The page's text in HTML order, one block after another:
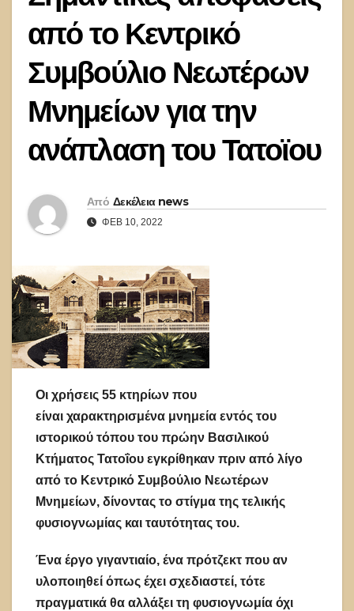
από το Κεντρικό
Συμβούλιο Νεωτέρων
Μνημείων για την
ανάπλαση του Τατοϊου
Από Δεκέλεια news
ΦΕΒ 10, 2022
Οι χρήσεις 55 κτηρίων που
είναι χαρακτηρισμένα μνημεία εντός του
ιστορικού τόπου του πρώην Βασιλικού
Κτήματος Τατοΐου εγκρίθηκαν πριν από λίγο
από το Κεντρικό Συμβούλιο Νεωτέρων
Μνημείων, δίνοντας το στίγμα της τελικής
φυσιογνωμίας και ταυτότητας του.
Ένα έργο γιγαντιαίο, ένα πρότζεκτ που αν
υλοποιηθεί όπως έχει σχεδιαστεί, τότε
πραγματικά θα αλλάξει τη φυσιογνωμία όχι